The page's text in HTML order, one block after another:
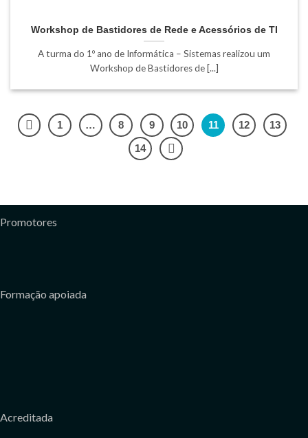
Workshop de Bastidores de Rede e Acessórios de TI
A turma do 1º ano de Informática – Sistemas realizou um
Workshop de Bastidores de [...]
1 … 8 9 10 11 12
13
14
Promotores
Formação apoiada
Acreditada